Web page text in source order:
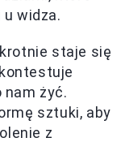
widza.
staje się
nam żyć.
sztuki, aby
z